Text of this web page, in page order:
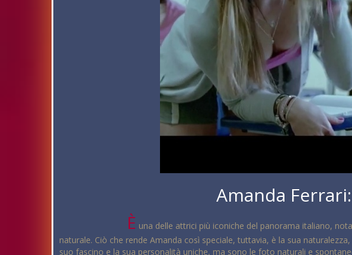
Amanda
È una delle attrici più iconiche del panorama italiano,
naturale. Ciò che rende Amanda così speciale, tuttavia, è la sua
suo fascino e la sua personalità uniche, ma sono le foto naturali e